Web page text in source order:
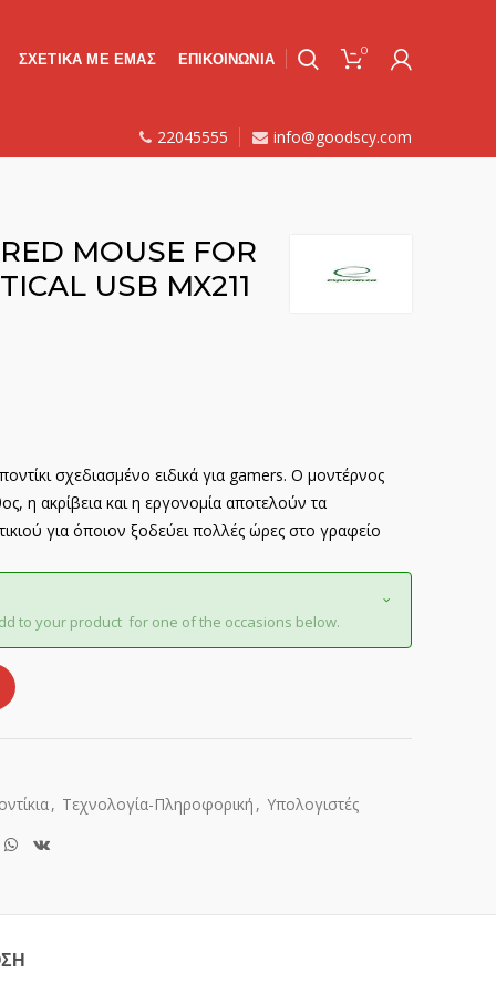
ΣΧΕΤΙΚΑ ΜΕ ΕΜΑΣ ΕΠΙΚΟΙΝΩΝΙΑ 0
22045555 info@goodscy.com
MOUSE FOR
USB MX211
σχεδιασμένο ειδικά για gamers. Ο μοντέρνος
η ακρίβεια και η εργονομία αποτελούν τα
για όποιον ξοδεύει πολλές ώρες στο γραφείο
to your product for one of the occasions below.
, Τεχνολογία-Πληροφορική , Υπολογιστές